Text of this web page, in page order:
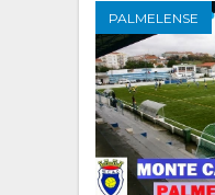
PALMELENSE